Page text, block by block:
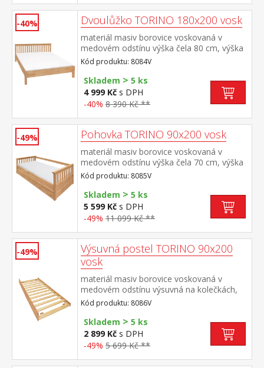
-40% Dvoulůžko TORINO 180x200 vosk
materiál masiv borovice voskovaná v
medovém odstínu výška čela 80 cm, výška
sedu 38 cm, cena bez roštu a
matrace minimální doporučená výška
matrace 15 cm doporučený rozměr
matrace 180 × 200 cm nebo 2 kusy 90 ×
200 cm a rošt R4 nebo 2 kusy
každé polovině postele
Kód produktu: 8084V
Skladem > 5 ks
4 999 Kč s DPH
-40% 8 390 Kč **
-49% Pohovka TORINO 90x200 vosk
materiál masiv borovice voskovaná v
medovém odstínu výška čela 70 cm, výška
sedu 42 cm, cena bez roštu a
matrace minimální doporučená výška
matrace 15 cm doporučený rozměr
matrace 90 × 200 cm a rošt R1 k pohovce
možno dokoupit výsuvnou přistýlku
Kód produktu: 8085V
Skladem > 5 ks
5 599 Kč s DPH
-49% 11 099 Kč **
-49%
Výsuvná postel TORINO 90x200
vosk
materiál masiv borovice voskovaná v
medovém odstínu výsuvná na kolečkách,
cena bez matrace maximální doporučená
výška matrace 14 cm doporučený rozměr
matrace 90 × 200 cm vhodná jako výsuvná
přistýlka k pohovce TORINO 8085V
Kód produktu: 8086V
Skladem > 5 ks
2 899 Kč s DPH
-49% 5 699 Kč **